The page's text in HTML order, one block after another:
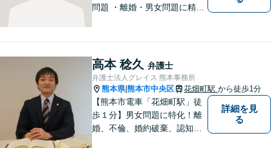
問題 ・離婚・男女問題に精通
高本 稔久 弁護士
弁護士法人グレイス 熊本事務所
熊本県|熊本市中央区 花畑町駅 から徒歩1分
【熊本市電車「花畑町駅」徒
歩１分】男女問題に特化！離
婚、不倫、婚約破棄、認知、
詳細を見
る